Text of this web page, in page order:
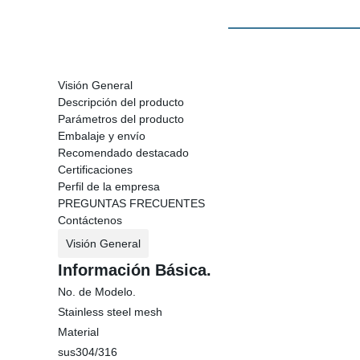
Visión General
Descripción del producto
Parámetros del producto
Embalaje y envío
Recomendado destacado
Certificaciones
Perfil de la empresa
PREGUNTAS FRECUENTES
Contáctenos
Visión General
Información Básica.
No. de Modelo.
Stainless steel mesh
Material
sus304/316